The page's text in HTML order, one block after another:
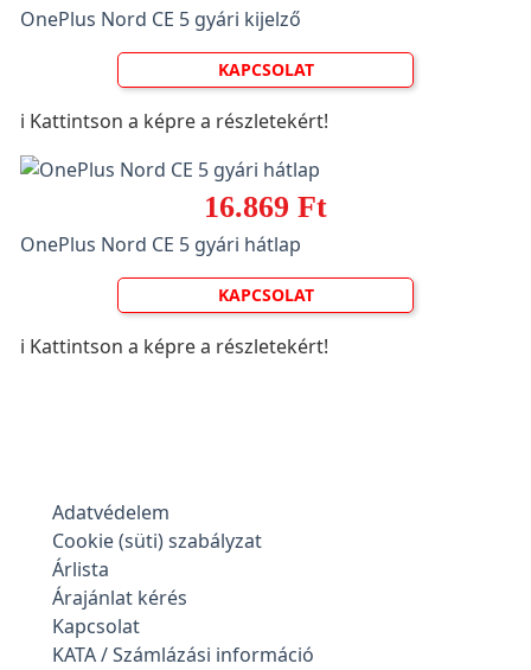
OnePlus Nord CE 5 gyári kijelző
KAPCSOLAT
ℹ️ Kattintson a képre a részletekért!
16.869 Ft
OnePlus Nord CE 5 gyári hátlap
KAPCSOLAT
ℹ️ Kattintson a képre a részletekért!
Adatvédelem
Cookie (süti) szabályzat
Árlista
Árajánlat kérés
Kapcsolat
KATA / Számlázási információ